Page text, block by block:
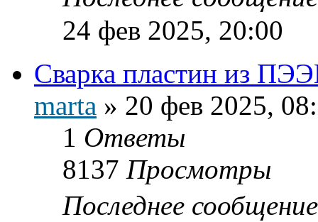
24 фев 2025, 20:00
Сварка пластин из
marta » 20 фев 2025,
1 Ответы
8137 Просмотры
Последнее